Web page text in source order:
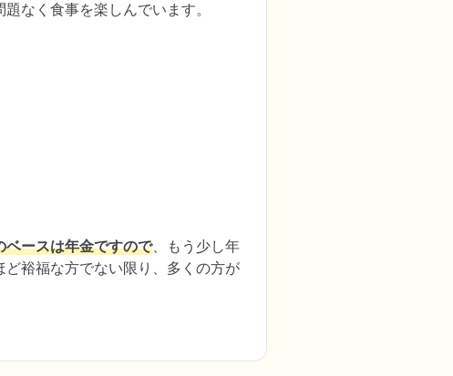
なく食事を楽しんでいます。
ベースは年金ですので、もう少し年
裕福な方でない限り、多くの方が